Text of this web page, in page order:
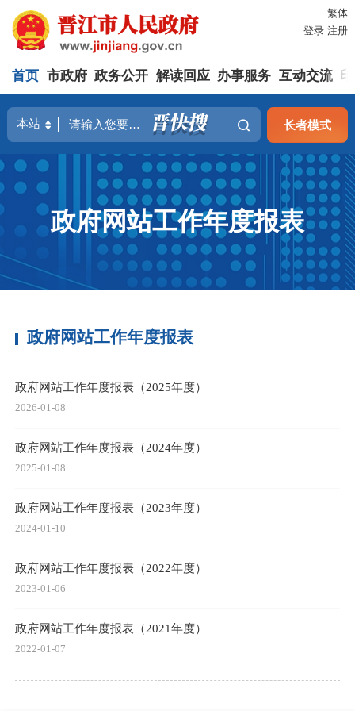
繁体
登录 注册
首页 市政府 政务公开 解读回应 办事服务 互动交流
长者模式
政府网站工作年度报表
政府网站工作年度报表
政府网站工作年度报表（2025年度）
2026-01-08
政府网站工作年度报表（2024年度）
2025-01-08
政府网站工作年度报表（2023年度）
2024-01-10
政府网站工作年度报表（2022年度）
2023-01-06
政府网站工作年度报表（2021年度）
2022-01-07